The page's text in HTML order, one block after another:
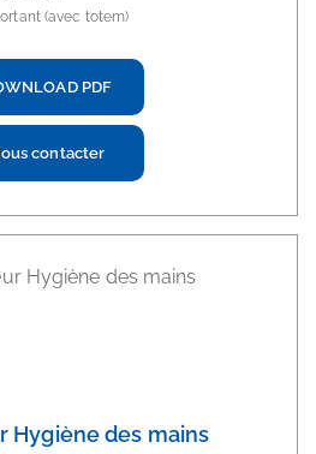
(avec totem)
PDF
contacter
Hygiène des mains